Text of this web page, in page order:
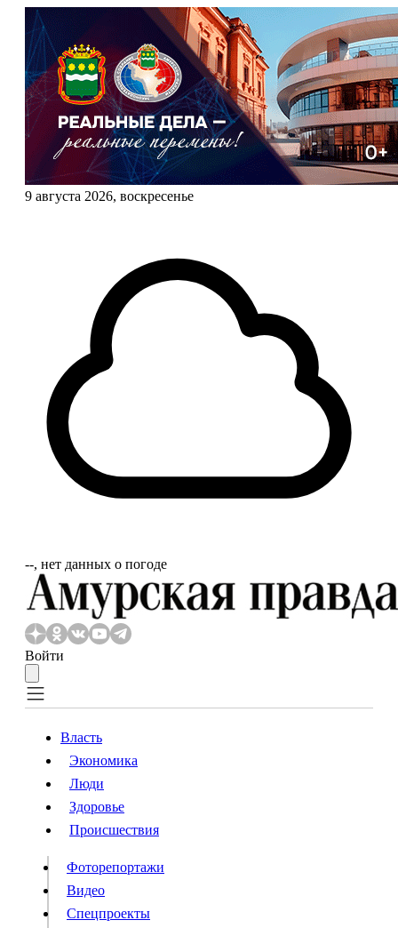
9 августа 2026, воскресенье
‐‐, нет данных о погоде
Войти
Власть
Происшествия
Видео
Конкурсы
Власть
Экономика
Люди
Здоровье
Происшествия
Фоторепортажи
Видео
Спецпроекты